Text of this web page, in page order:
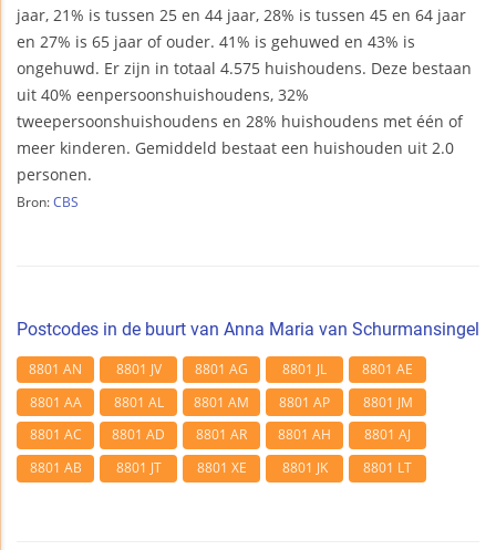
jaar, 21% is tussen 25 en 44 jaar, 28% is tussen 45 en 64 jaar
en 27% is 65 jaar of ouder. 41% is gehuwed en 43% is
ongehuwd. Er zijn in totaal 4.575 huishoudens. Deze bestaan
uit 40% eenpersoonshuishoudens, 32%
tweepersoonshuishoudens en 28% huishoudens met één of
meer kinderen. Gemiddeld bestaat een huishouden uit 2.0
personen.
Bron: CBS
Postcodes in de buurt van Anna Maria van Schurmansingel
8801 AN 8801 JV 8801 AG 8801 JL
8801 AE
8801 AA
8801 AL 8801 AM 8801 AP
8801 JM
8801 AC
8801 AD 8801 AR 8801 AH
8801 AJ
8801 AB
8801 JT 8801 XE 8801 JK 8801 LT